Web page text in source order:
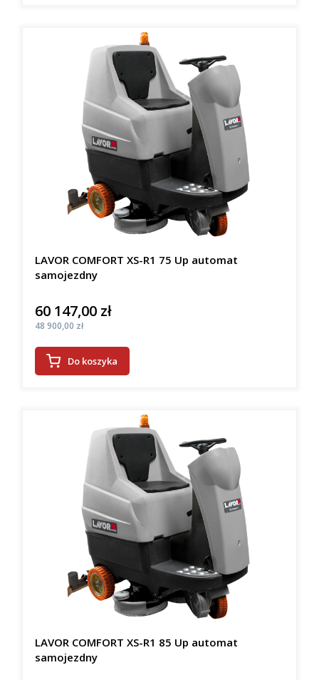
LAVOR COMFORT XS-R1 75 Up automat
samojezdny
Cena
60 147,00 zł
Cena
48 900,00 zł
Do koszyka
LAVOR COMFORT XS-R1 85 Up automat
samojezdny